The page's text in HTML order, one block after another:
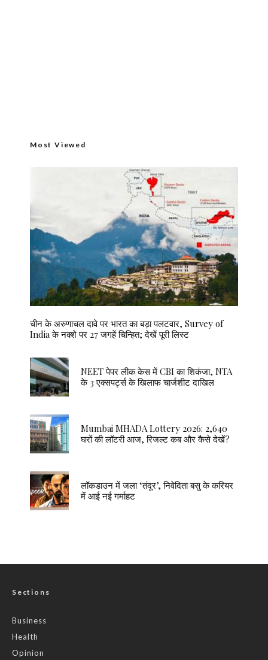
Most Viewed
चीन के अरुणाचल दावे पर भारत का बड़ा पलटवार, Survey of
India के नक्शे पर 27 जगहें चिन्हित; देखें पूरी लिस्ट
NEET पेपर लीक केस में CBI का शिकंजा, NTA
के 3 एक्सपर्ट्स के खिलाफ चार्जशीट दाखिल
Mumbai MHADA Lottery 2026: 2,640
घरों की लॉटरी आज, रिजल्ट कब और कैसे देखें?
लॉकडाउन में जला ‘तंदूर’, निवेदिता बसु के करियर
में आई नई गर्माहट
Sections
Business
Health
Opinion